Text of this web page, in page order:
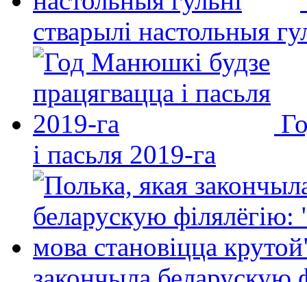
стварылі настольныя
і пасьля 2019-га